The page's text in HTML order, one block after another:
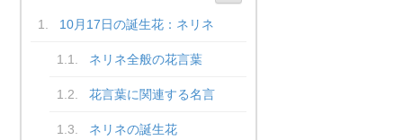
10月17日の誕生花：ネリネ
ネリネ全般の花言葉
花言葉に関連する名言
ネリネの誕生花